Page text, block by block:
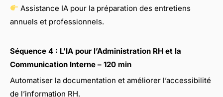
Assistance IA pour la préparation des entretiens
annuels et professionnels.
Séquence 4 : L’IA pour l’Administration RH et la
Communication Interne – 120 min
Automatiser la documentation et améliorer l’accessibilité
de l’information RH.